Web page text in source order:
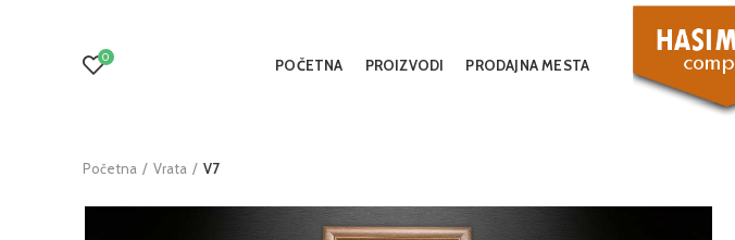
0 POČETNA PROIZVODI PRODAJNA MESTA
Početna Vrata V7